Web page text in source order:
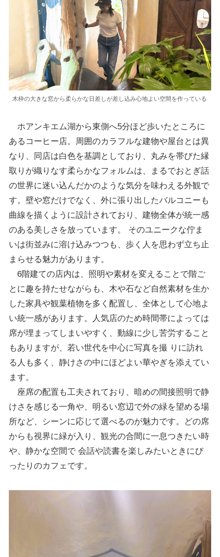
木枠の大きな窓から柔らかな日差しが差し込み心地よい空間を作っている
ホアンキエム湖から東側へ5分ほど歩いたところに
あるコーヒー店。周囲のカラフルな建物や屋台とは異
なり、同店は白色を基調としており、丸みを帯びた縁
取りが織りなす柔らかなフォルムは、まるでおとぎ話
の世界に迷い込んだかのような気分を味わえる外観で
す。壁や窓だけでなく、外に張り出したバルコニーも
曲線を描くように設計されており、建物全体が統一感
のある美しさを放っています。 そのユニークな佇ま
いは街並みに溶け込みつつも、歩く人を思わず立ち止
まらせる魅力があります。
6階建ての店内は、照明や素材を変えることで階ご
とに趣を持たせながらも、木や石など自然素材を生か
した家具や観葉植物を多く配置し、全体として心地よ
い統一感があります。人気店のため時間帯によっては
席が埋まってしまいやすく、動線に少し苦労すること
もありますが、若い世代を中心に写真を撮 りに訪れ
る人も多く、静けさの中にほどよい華やぎを添えてい
ます。
座席の配置も工夫されており、暗めの間接照明で静
けさを感じる一角や、明るい窓辺で外の緑を望める場
所など、シーンに応じて選べるのが魅力です。どの席
からも視界に緑が入り、観光の合間に一息つきたい時
や、静かな空間で 会話や読書を楽しみたいときにぴ
ったりのカフェです。